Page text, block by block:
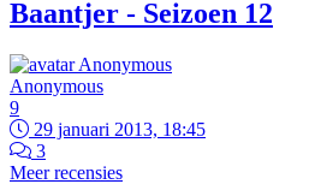
Baantjer - Seizoen 12
Anonymous
9
29 januari 2013, 18:45
3
Meer recensies